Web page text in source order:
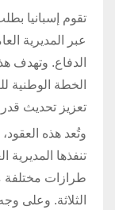
الدفاع. وتهدف
الخطة الوطنية
تعزيز تحديث
وتُعد هذه
تنفذها المديرية
طرازات مختلفة
الثلاثة. وعلى